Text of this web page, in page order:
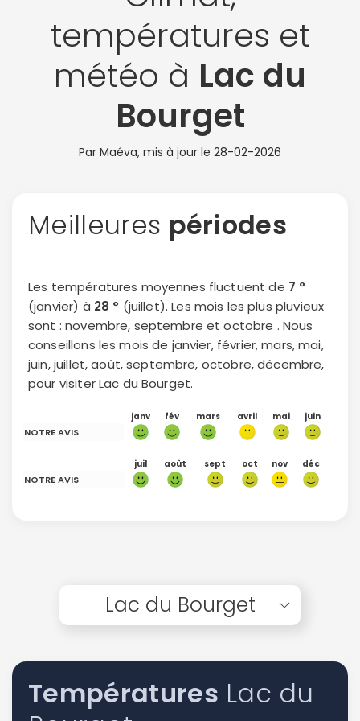
températures et
météo à Lac du
Bourget
Par Maéva, mis à jour le 28-02-2026
Meilleures périodes
Les températures moyennes fluctuent de 7 °
(janvier) à 28 ° (juillet). Les mois les plus pluvieux
sont : novembre, septembre et octobre . Nous
conseillons les mois de janvier, février, mars, mai,
juin, juillet, août, septembre, octobre, décembre,
pour visiter Lac du Bourget.
janv fév mars avril mai juin
NOTRE AVIS
juil août sept oct nov déc
NOTRE AVIS
Lac du Bourget
Températures Lac du